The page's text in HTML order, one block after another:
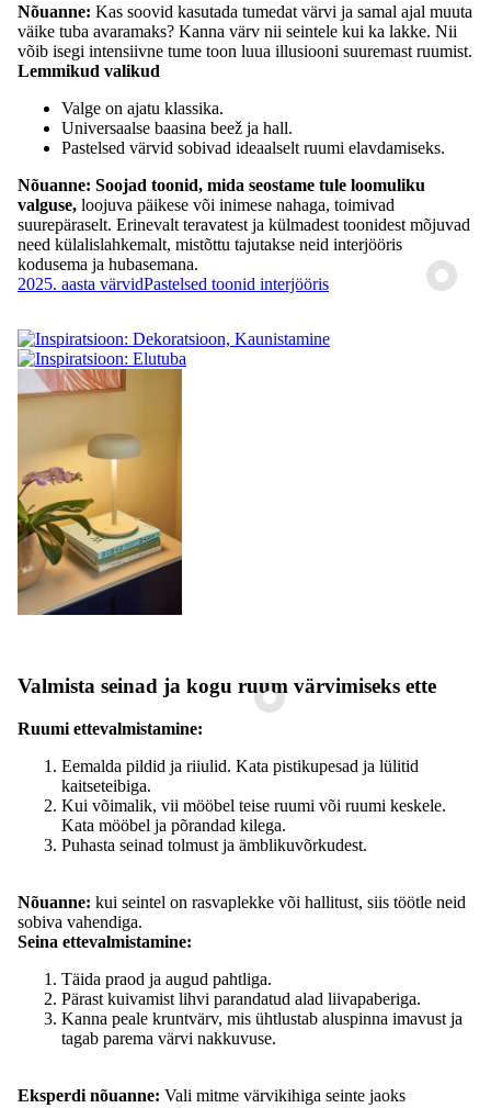
Nõuanne: Kas soovid kasutada tumedat värvi ja samal ajal muuta
väike tuba avaramaks? Kanna värv nii seintele kui ka lakke. Nii
võib isegi intensiivne tume toon luua illusiooni suuremast ruumist.
Lemmikud valikud
Valge on ajatu klassika.
Universaalse baasina beež ja hall.
Pastelsed värvid sobivad ideaalselt ruumi elavdamiseks.
Nõuanne: Soojad toonid, mida seostame tule loomuliku
valguse, loojuva päikese või inimese nahaga, toimivad
suurepäraselt. Erinevalt teravatest ja külmadest toonidest mõjuvad
need külalislahkemalt, mistõttu tajutakse neid interjööris
kodusema ja hubasemana.
2025. aasta värvidPastelsed toonid interjööris
Valmista seinad ja kogu ruum värvimiseks ette
Ruumi ettevalmistamine:
Eemalda pildid ja riiulid. Kata pistikupesad ja lülitid
kaitseteibiga.
Kui võimalik, vii mööbel teise ruumi või ruumi keskele.
Kata mööbel ja põrandad kilega.
Puhasta seinad tolmust ja ämblikuvõrkudest.
Nõuanne: kui seintel on rasvaplekke või hallitust, siis töötle neid
sobiva vahendiga.
Seina ettevalmistamine:
Täida praod ja augud pahtliga.
Pärast kuivamist lihvi parandatud alad liivapaberiga.
Kanna peale kruntvärv, mis ühtlustab aluspinna imavust ja
tagab parema värvi nakkuvuse.
Eksperdi nõuanne: Vali mitme värvikihiga seinte jaoks